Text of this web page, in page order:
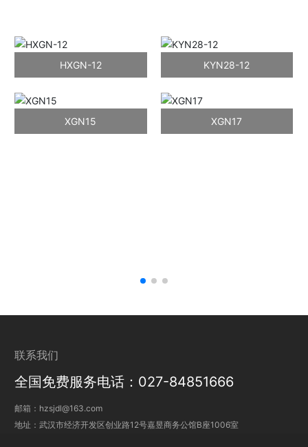
HXGN-12 KYN28-12
XGN15 XGN17
联系我们
全国免费服务电话：027-84851666
邮箱： hzsjdl@163.com
地址：武汉市经济开发区创业路12号嘉昱商务公馆B座1006室